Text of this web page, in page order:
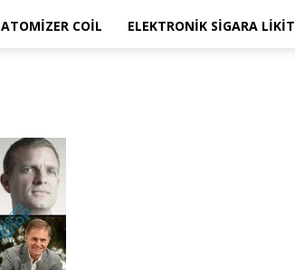
ATOMIZER COIL ELEKTRONIK SIGARA LIKIT